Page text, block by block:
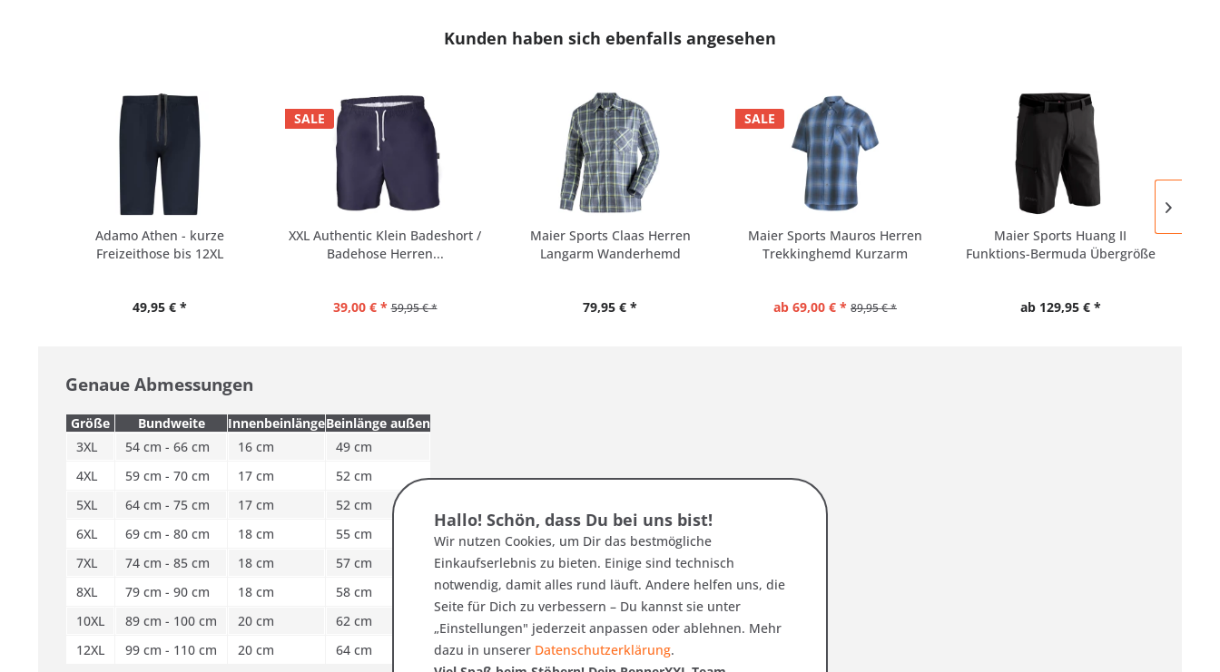
Kunden haben sich ebenfalls angesehen
Adamo Athen - kurze
Freizeithose bis 12XL
49,95 € *
SALE
XXL Authentic Klein Badeshort /
Badehose Herren...
39,00 € * 59,95 € *
Maier Sports Claas Herren
Langarm Wanderhemd
79,95 € *
SALE
Maier Sports Mauros Herren
Trekkinghemd Kurzarm
ab 69,00 € * 89,95 € *
Maier Sports Huang II
Funktions-Bermuda Übergröße
ab 129,95 € *
Genaue Abmessungen
Größe Bundweite InnenbeinlängeBeinlänge außen
3XL
54 cm - 66 cm 16 cm
49 cm
4XL
59 cm - 70 cm 17 cm
52 cm
5XL
64 cm - 75 cm 17 cm
52 cm
6XL
69 cm - 80 cm 18 cm
55 cm
7XL
74 cm - 85 cm 18 cm
57 cm
8XL
79 cm - 90 cm 18 cm
58 cm
10XL
89 cm - 100 cm 20 cm
62 cm
12XL
99 cm - 110 cm 20 cm 64 cm
Hallo! Schön, dass Du bei uns bist!
Wir nutzen Cookies, um Dir das bestmögliche
Einkaufserlebnis zu bieten. Einige sind technisch
notwendig, damit alles rund läuft. Andere helfen uns, die
Seite für Dich zu verbessern – Du kannst sie unter
„Einstellungen" jederzeit anpassen oder ablehnen. Mehr
dazu in unserer Datenschutzerklärung.